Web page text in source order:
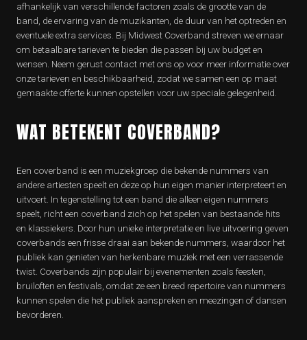
afhankelijk van verschillende factoren zoals de grootte van de
band, de ervaring van de muzikanten, de duur van het optreden en
eventuele extra services. Bij Midwest Coverband streven we ernaar
om betaalbare tarieven te bieden die passen bij uw budget en
wensen. Neem gerust contact met ons op voor meer informatie over
onze tarieven en beschikbaarheid, zodat we samen een op maat
gemaakte offerte kunnen opstellen voor uw speciale gelegenheid.
WAT BETEKENT COVERBAND?
Een coverband is een muziekgroep die bekende nummers van
andere artiesten speelt en deze op hun eigen manier interpreteert en
uitvoert. In tegenstelling tot een band die alleen eigen nummers
speelt, richt een coverband zich op het spelen van bestaande hits
en klassiekers. Door hun unieke interpretatie en live uitvoering geven
coverbands een frisse draai aan bekende nummers, waardoor het
publiek kan genieten van herkenbare muziek met een verrassende
twist. Coverbands zijn populair bij evenementen zoals feesten,
bruiloften en festivals, omdat ze een breed repertoire van nummers
kunnen spelen die het publiek aanspreken en meezingen of dansen
bevorderen.